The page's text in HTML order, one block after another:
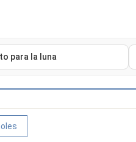
para la luna